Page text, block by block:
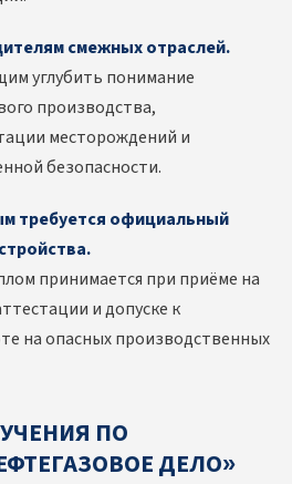
смежных отраслей.
углубить понимание
производства,
месторождений и
безопасности.
требуется официальный
принимается при приёме на
и допуске к
на опасных производственных
ПО
ДЕЛО»